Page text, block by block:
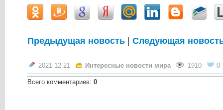
Предыдущая новость | Следующая
2021-12-21 Интересные новости мира 1910 0
Всего комментариев: 0